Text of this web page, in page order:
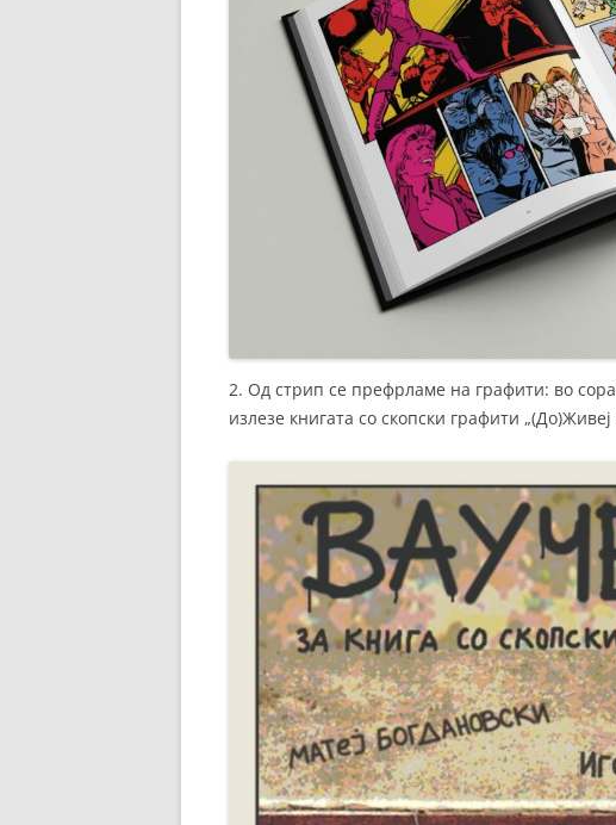
2. Од стрип се префрламе на графити: во
излезе книгата со скопски графити „(До)Живеј